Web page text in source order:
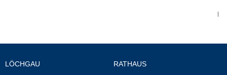
|
LÖCHGAU RATHAUS